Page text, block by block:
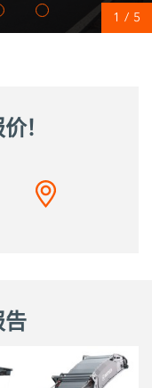
1 / 5
！
告